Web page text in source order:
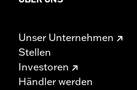
Unser Unternehmen
Stellen
Investoren
Händler werden